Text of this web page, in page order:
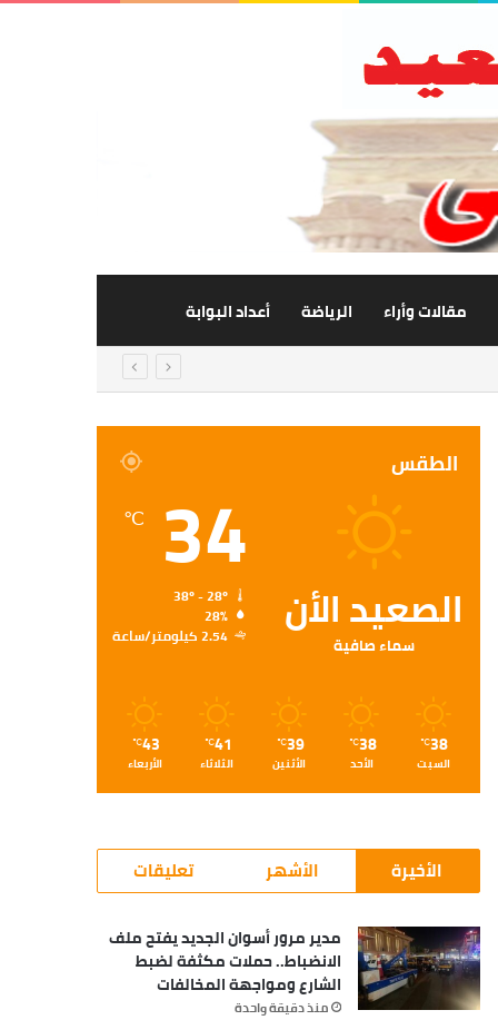
مقالات وأراء الرياضة أعداد البوابة
الطقس
الصعيد الأن
سماء صافية
34
℃
28%
2.54 كيلومتر/ساعة
38
℃
السبت
38
℃
الأحد
39
℃
الأثنين
41
℃
الثلاثاء
43
℃
الأربعاء
الأخيرة الأشهر تعليقات
مدير مرور أسوان الجديد يفتح ملف
الانضباط.. حملات مكثفة لضبط
الشارع ومواجهة المخالفات
منذ دقيقة واحدة